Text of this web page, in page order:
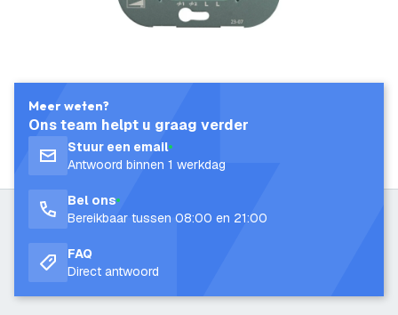
Meer weten?
Ons team helpt u graag verder
Stuur een email
Antwoord binnen 1 werkdag
Bel ons
Bereikbaar tussen 08:00 en 21:00
FAQ
Direct antwoord